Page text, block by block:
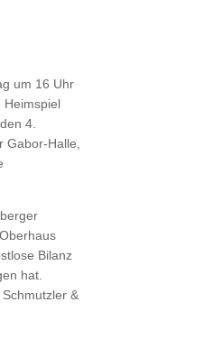
um 16 Uhr
Heimspiel
4.
Halle,
Bilanz
hat.
&